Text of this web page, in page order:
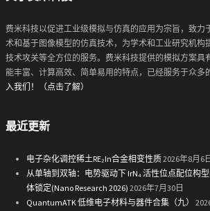
费米科技以促进工业级模拟与仿真的应用为宗旨，致力
术和基于图像模型的仿真技术，为学术和工业研究机构
技术攻关等全方位的服务。费米科技提供的模拟方案具
能丰富、计算高效、简单易用的特点，已经服务于众多
入我们！（点击了解）
最近更新
电子杂化调控稀土RE₂In合金相变性质2026年8月6日
从单轴到双轴：电势驱动下 IrN₄ 活性位点配位构
体锁定(Nano Research 2026) 2026年7月30日
QuantumATK 低维电子材料与器件合集（九）